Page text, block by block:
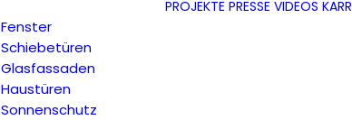
Fenster
Schiebetüren
Glasfassaden
Haustüren
Sonnenschutz
PROJEKTE PRESSE VIDEOS